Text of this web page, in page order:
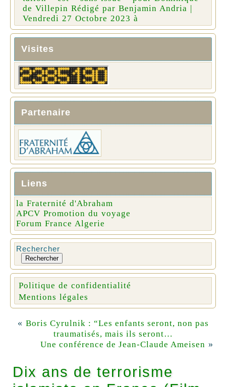
de Villepin Rédigé par Benjamin Andria |
Vendredi 27 Octobre 2023 à
Visites
Partenaire
Liens
la Fraternité d'Abraham
APCV Promotion du voyage
Forum France Algerie
Rechercher
Rechercher
Politique de confidentialité
Mentions légales
« Boris Cyrulnik : “Les enfants seront, non pas
traumatisés, mais ils seront…
Une conférence de Jean-Claude Ameisen »
Dix ans de terrorisme